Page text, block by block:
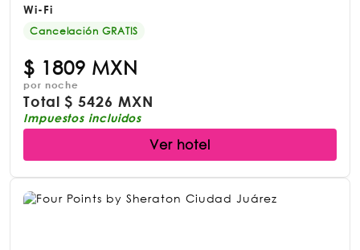
Wi-Fi
Cancelación GRATIS
$ 1809 MXN
por noche
Total$5426 MXN
Impuestos incluidos
Ver hotel